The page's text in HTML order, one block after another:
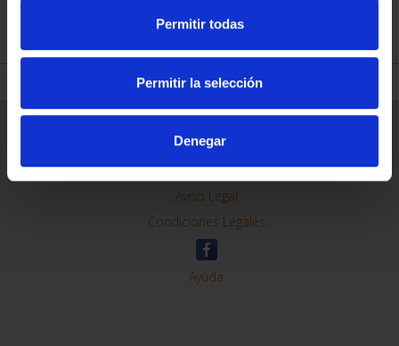
Permitir todas
Permitir la selección
Denegar
REFINAR
Contacto
Preguntas Frequentes (FAQs)
Aviso Legal
Condiciones Legales
Ayuda